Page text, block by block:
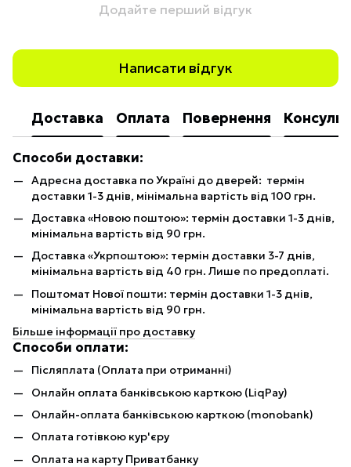
Додайте перший відгук
Написати відгук
Доставка Оплата Повернення
Способи доставки:
Адресна доставка по Україні до дверей: термін
доставки 1-3 днів, мінімальна вартість від 100 грн.
Доставка «Новою поштою»: термін доставки 1-3 днів,
мінімальна вартість від 90 грн.
Доставка «Укрпоштою»: термін доставки 3-7 днів,
мінімальна вартість від 40 грн. Лише по предоплаті.
Поштомат Нової пошти: термін доставки 1-3 днів,
мінімальна вартість від 90 грн.
Більше інформації про доставку
Способи оплати:
Післяплата (Оплата при отриманні)
Онлайн оплата банківською карткою (LiqPay)
Онлайн-оплата банківською карткою (monobank)
Оплата готівкою кур'єру
Оплата на карту Приватбанку